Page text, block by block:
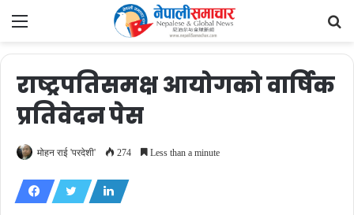
Menu
राष्ट्रपतिसमक्ष आयोगको वार्षिक
प्रतिवेदन पेस
मोहन राई 'परदेशी' 274 Less than a minute